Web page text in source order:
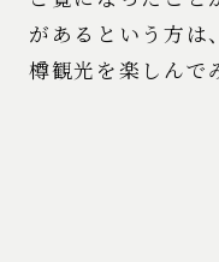
があるという方は
樽観光を楽しん